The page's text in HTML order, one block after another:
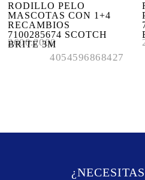
RODILLO PELO
MASCOTAS CON 1+4
RECAMBIOS
7100285674 SCOTCH
BRITE 3M
2600.2000
4054596868427